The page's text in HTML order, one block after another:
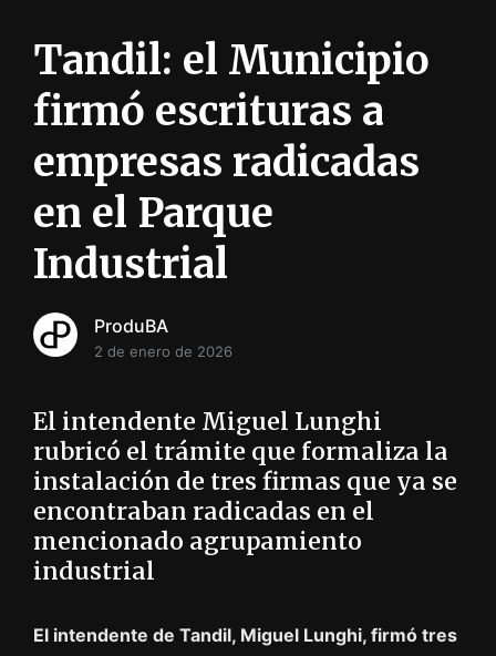
n
INFORMACIÓN SOBRE LA PRODUCCIÓN EN LA
Tandil: el Municipio
firmó escrituras a
empresas radicadas
en el Parque
Industrial
ProduBA
2 de enero de 2026
El intendente Miguel Lunghi
rubricó el trámite que formaliza la
instalación de tres firmas que ya se
encontraban radicadas en el
mencionado agrupamiento
industrial
El intendente de Tandil, Miguel Lunghi, firmó tres